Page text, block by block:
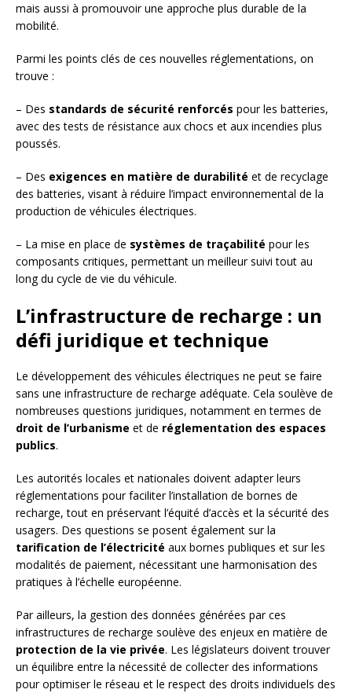
mais aussi à promouvoir une approche plus durable de la
mobilité.
Parmi les points clés de ces nouvelles réglementations, on
trouve :
– Des standards de sécurité renforcés pour les batteries,
avec des tests de résistance aux chocs et aux incendies plus
poussés.
– Des exigences en matière de durabilité et de recyclage
des batteries, visant à réduire l’impact environnemental de la
production de véhicules électriques.
– La mise en place de systèmes de traçabilité pour les
composants critiques, permettant un meilleur suivi tout au
long du cycle de vie du véhicule.
L’infrastructure de recharge : un
défi juridique et technique
Le développement des véhicules électriques ne peut se faire
sans une infrastructure de recharge adéquate. Cela soulève de
nombreuses questions juridiques, notamment en termes de
droit de l’urbanisme et de réglementation des espaces
publics.
Les autorités locales et nationales doivent adapter leurs
réglementations pour faciliter l’installation de bornes de
recharge, tout en préservant l’équité d’accès et la sécurité des
usagers. Des questions se posent également sur la
tarification de l’électricité aux bornes publiques et sur les
modalités de paiement, nécessitant une harmonisation des
pratiques à l’échelle européenne.
Par ailleurs, la gestion des données générées par ces
infrastructures de recharge soulève des enjeux en matière de
protection de la vie privée. Les législateurs doivent trouver
un équilibre entre la nécessité de collecter des informations
pour optimiser le réseau et le respect des droits individuels des